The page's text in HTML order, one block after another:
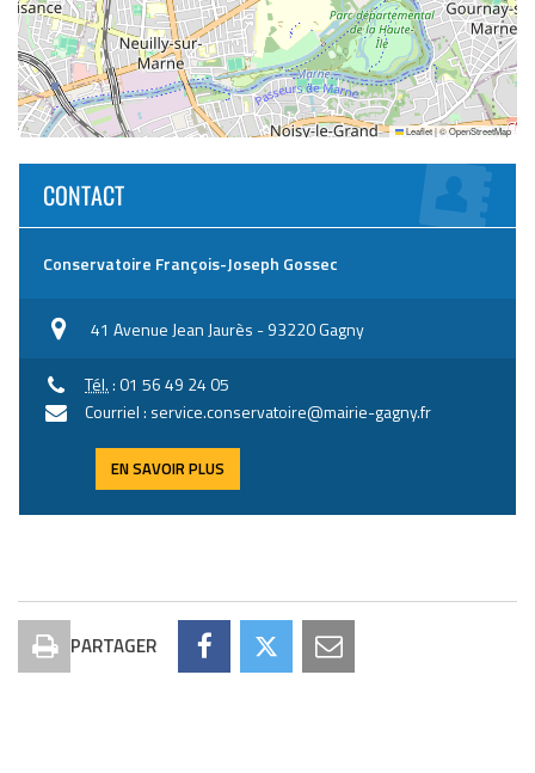
Leaflet|©OpenStreetMap
CONTACT
Conservatoire François-Joseph Gossec
41 Avenue Jean Jaurès - 93220 Gagny
Tél.: 01 56 49 24 05
Courriel : service.conservatoire@mairie-gagny.fr
EN SAVOIR PLUS
Imprimer
PARTAGER
PartagerPartagerPartager